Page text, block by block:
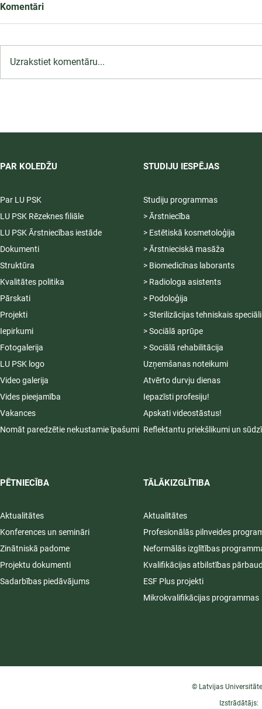
Komentāri
Uzrakstiet komentāru...
PAR KOLEDŽU
Par LU PSK
LU PSK Rēzeknes filiāle
LU PSK Ārstniecības iestāde
Dokumenti
Struktūra
Kvalitātes politika
Pārskati
Projekti
Iepirkumi
Fotogalerija
LU PSK logo
Video galerija
Vides pieejamība
Vakances
Nomāt paredzētie nekustamie īpašumi
PĒTNIECĪBA
Aktualitātes
Konferences un semināri
Zinātniskā padome
Projektu dokumenti
Sadarbības piedāvājums
STUDIJU IESPĒJAS
Studiju programmas
> Ārstniecība
> Estētiskā kosmetoloģija
> Ārstnieciskā masāža
> Biomedicīnas laborants
> Radiologa asistents
> Podoloģija
> Sterilizācijas tehniskais
> Sociālā aprūpe
> Sociālā rehabilitācija
Uzņemšanas noteikumi
Atvērto durvju dienas
Iepazīsti profesiju!
Apskati videostāstus!
Reflektantu priekšlikumi un
TĀLĀKIZGLĪTIBA
Aktualitātes
Profesionālās pilnveides
Neformālās izglītības
Kvalifikācijas atbilstības
ESF Plus projekti
Mikrokvalifikācijas programmas
© Latvijas
Izstrādātājs: